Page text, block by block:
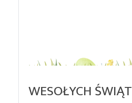
WESOŁYCH ŚWIĄT